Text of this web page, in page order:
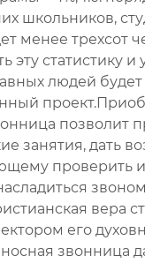
школьников,
менее трехсот
эту статистику и
людей будет
позволит
занятия, дать
проверить и
вера
его
звонница